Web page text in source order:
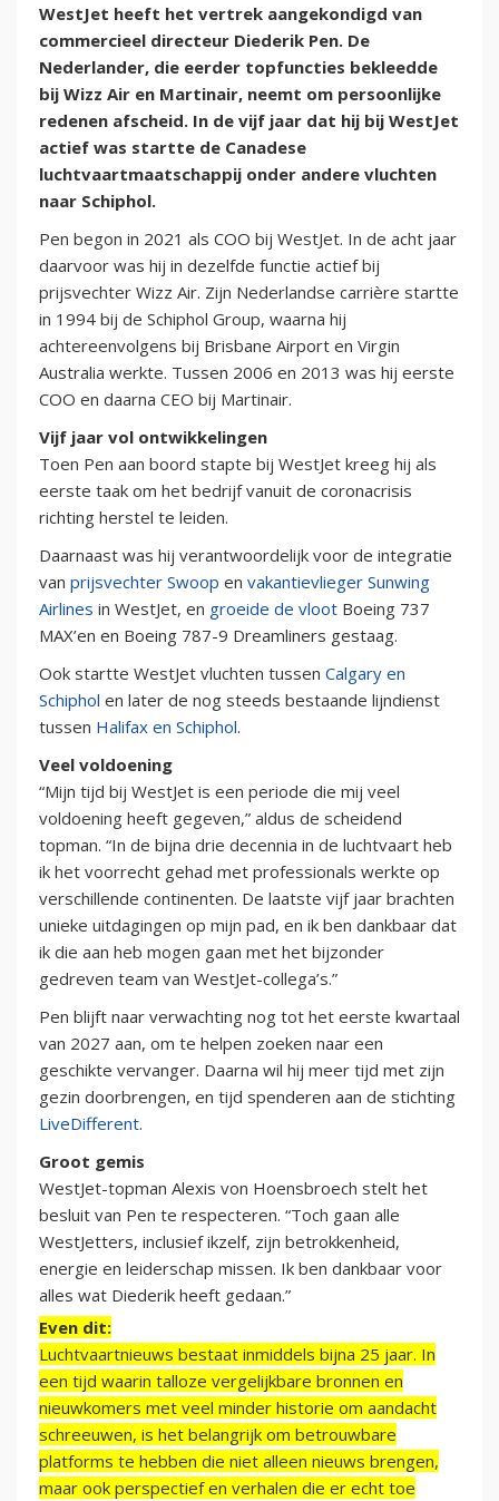
WestJet heeft het vertrek aangekondigd van
commercieel directeur Diederik Pen. De
Nederlander, die eerder topfuncties bekleedde
bij Wizz Air en Martinair, neemt om persoonlijke
redenen afscheid. In de vijf jaar dat hij bij WestJet
actief was startte de Canadese
luchtvaartmaatschappij onder andere vluchten
naar Schiphol.
Pen begon in 2021 als COO bij WestJet. In de acht jaar
daarvoor was hij in dezelfde functie actief bij
prijsvechter Wizz Air. Zijn Nederlandse carrière startte
in 1994 bij de Schiphol Group, waarna hij
achtereenvolgens bij Brisbane Airport en Virgin
Australia werkte. Tussen 2006 en 2013 was hij eerste
COO en daarna CEO bij Martinair.
Vijf jaar vol ontwikkelingen
Toen Pen aan boord stapte bij WestJet kreeg hij als
eerste taak om het bedrijf vanuit de coronacrisis
richting herstel te leiden.
Daarnaast was hij verantwoordelijk voor de integratie
van prijsvechter Swoop en vakantievlieger Sunwing
Airlines in WestJet, en groeide de vloot Boeing 737
MAX’en en Boeing 787-9 Dreamliners gestaag.
Ook startte WestJet vluchten tussen Calgary en
Schiphol en later de nog steeds bestaande lijndienst
tussen Halifax en Schiphol.
Veel voldoening
“Mijn tijd bij WestJet is een periode die mij veel
voldoening heeft gegeven,” aldus de scheidend
topman. “In de bijna drie decennia in de luchtvaart heb
ik het voorrecht gehad met professionals werkte op
verschillende continenten. De laatste vijf jaar brachten
unieke uitdagingen op mijn pad, en ik ben dankbaar dat
ik die aan heb mogen gaan met het bijzonder
gedreven team van WestJet-collega’s.”
Pen blijft naar verwachting nog tot het eerste kwartaal
van 2027 aan, om te helpen zoeken naar een
geschikte vervanger. Daarna wil hij meer tijd met zijn
gezin doorbrengen, en tijd spenderen aan de stichting
LiveDifferent.
Groot gemis
WestJet-topman Alexis von Hoensbroech stelt het
besluit van Pen te respecteren. “Toch gaan alle
WestJetters, inclusief ikzelf, zijn betrokkenheid,
energie en leiderschap missen. Ik ben dankbaar voor
alles wat Diederik heeft gedaan.”
Even dit:
Luchtvaartnieuws bestaat inmiddels bijna 25 jaar. In
een tijd waarin talloze vergelijkbare bronnen en
nieuwkomers met veel minder historie om aandacht
schreeuwen, is het belangrijk om betrouwbare
platforms te hebben die niet alleen nieuws brengen,
maar ook perspectief en verhalen die er echt toe